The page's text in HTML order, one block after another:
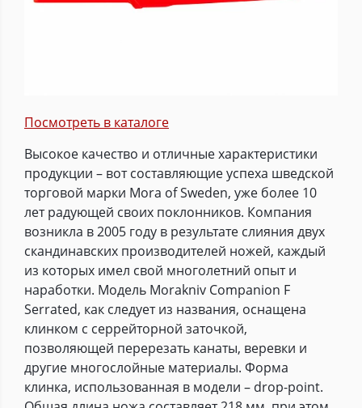
Посмотреть в каталоге
Высокое качество и отличные характеристики
продукции – вот составляющие успеха шведской
торговой марки Mora of Sweden, уже более 10
лет радующей своих поклонников. Компания
возникла в 2005 году в результате слияния двух
скандинавских производителей ножей, каждый
из которых имел свой многолетний опыт и
наработки. Модель Morakniv Companion F
Serrated, как следует из названия, оснащена
клинком с серрейторной заточкой,
позволяющей перерезать канаты, веревки и
другие многослойные материалы. Форма
клинка, использованная в модели – drop-point.